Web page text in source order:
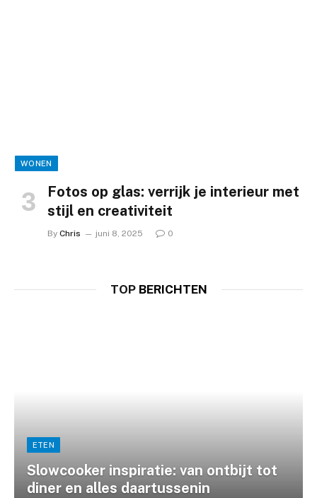
WONEN
Fotos op glas: verrijk je interieur met
stijl en creativiteit
By Chris juni 8, 2025 0
TOPBERICHTEN
ETEN
Slowcooker inspiratie: van ontbijt tot
diner en alles daartussenin